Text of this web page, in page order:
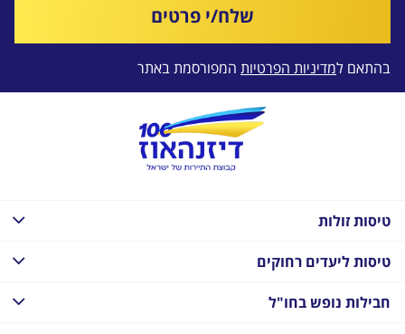
שלח/י פרטים
בהתאם למדיניות הפרטיות המפורסמת באתר
טיסות זולות
טיסות ליעדים רחוקים
חבילות נופש בחו"ל